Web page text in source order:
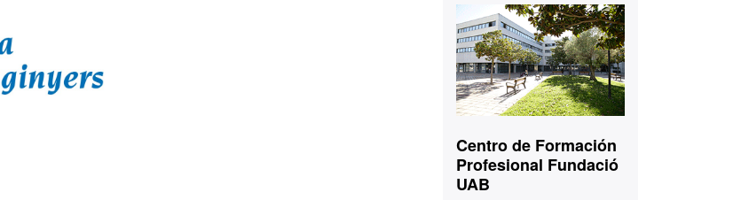
Contacto
Centro de Formación
Profesional Fundació
UAB